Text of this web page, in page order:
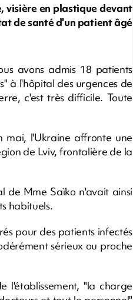
visière en plastique devant
de santé d'un patient âgé
avons admis 18 patients
à l'hôpital des urgences de
c'est très difficile. Toute
mai, l'Ukraine affronte une
de Lviv, frontalière de la
de Mme Saïko n'avait ainsi
habituels.
pour des patients infectés
sérieux ou proche
l'établissement, "la charge